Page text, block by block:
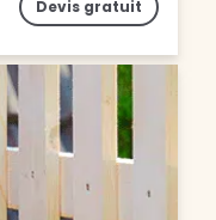
Devis gratuit